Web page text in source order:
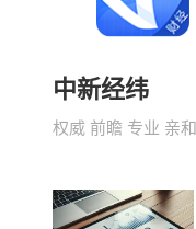
中新经纬
权威 前瞻 专业 亲和